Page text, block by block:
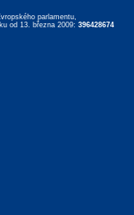
parlamentu,
od 13. března 2009: 396428674